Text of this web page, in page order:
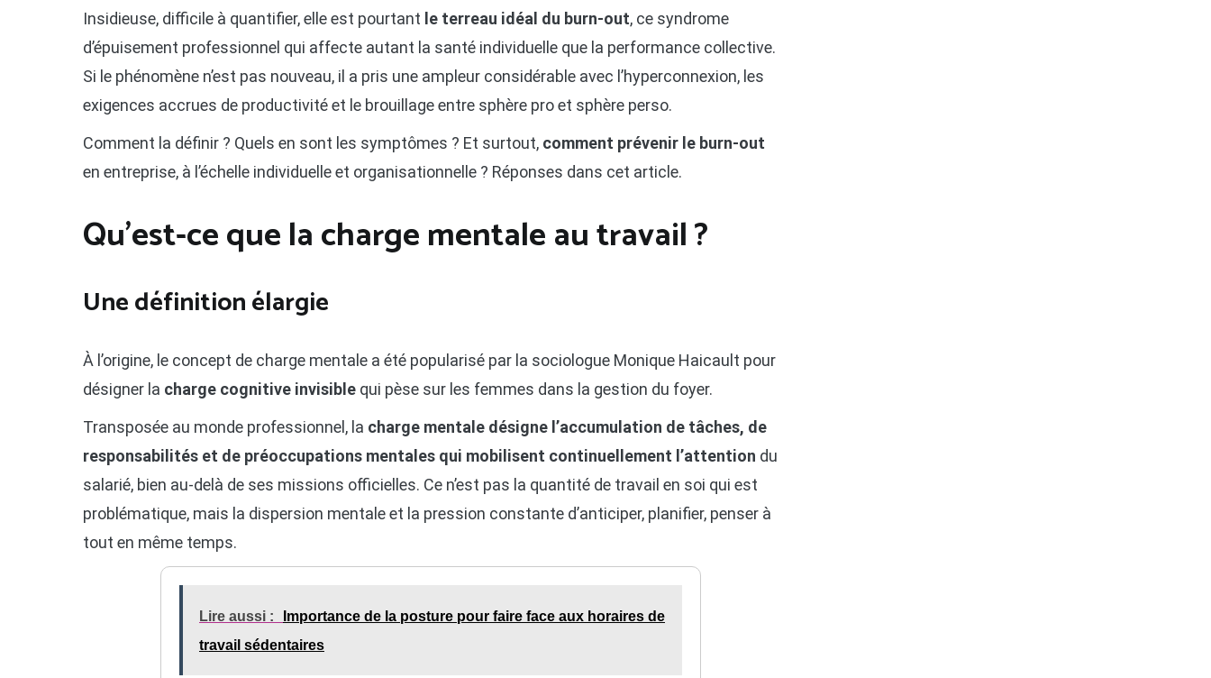
Insidieuse, difficile à quantifier, elle est pourtant le terreau idéal du burn-out, ce syndrome
d’épuisement professionnel qui affecte autant la santé individuelle que la performance collective.
Si le phénomène n’est pas nouveau, il a pris une ampleur considérable avec l’hyperconnexion, les
exigences accrues de productivité et le brouillage entre sphère pro et sphère perso.
Comment la définir ? Quels en sont les symptômes ? Et surtout, comment prévenir le burn-out
en entreprise, à l’échelle individuelle et organisationnelle ? Réponses dans cet article.
Qu’est-ce que la charge mentale au travail ?
Une définition élargie
À l’origine, le concept de charge mentale a été popularisé par la sociologue Monique Haicault pour
désigner la charge cognitive invisible qui pèse sur les femmes dans la gestion du foyer.
Transposée au monde professionnel, la charge mentale désigne l’accumulation de tâches, de
responsabilités et de préoccupations mentales qui mobilisent continuellement l’attention du
salarié, bien au-delà de ses missions officielles. Ce n’est pas la quantité de travail en soi qui est
problématique, mais la dispersion mentale et la pression constante d’anticiper, planifier, penser à
tout en même temps.
Lire aussi :
Importance de la posture pour faire face aux horaires de
travail sédentaires